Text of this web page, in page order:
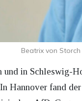
Beatrix von
und in Schleswig-
Hannover fand